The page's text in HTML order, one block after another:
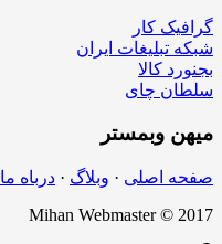
گرافیک کار
شبکه تبلیغات ایران
بجنورد کالا
سلطان چای
میهن وبمستر
صفحه اصلی · وبلاگ · درباه ما
Mihan Webmaster © 2017